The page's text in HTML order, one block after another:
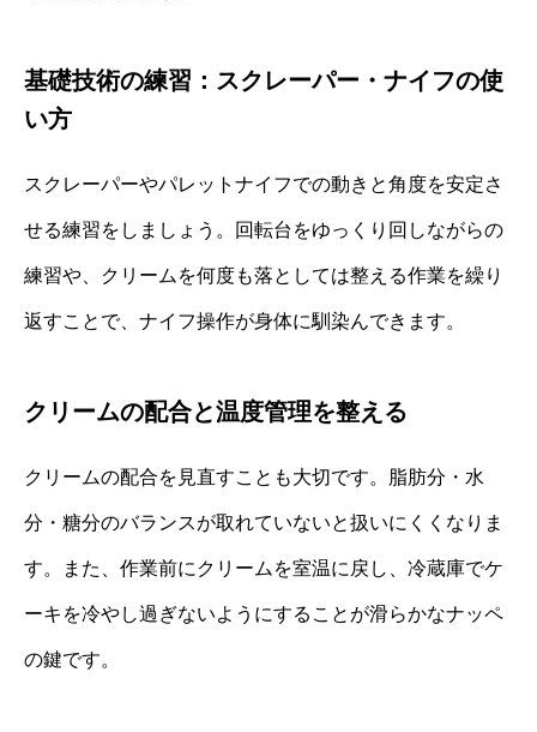
基礎技術の練習：スクレーパー・ナイフの使
い方
スクレーパーやパレットナイフでの動きと角度を安定さ
せる練習をしましょう。回転台をゆっくり回しながらの
練習や、クリームを何度も落としては整える作業を繰り
返すことで、ナイフ操作が身体に馴染んできます。
クリームの配合と温度管理を整える
クリームの配合を見直すことも大切です。脂肪分・水
分・糖分のバランスが取れていないと扱いにくくなりま
す。また、作業前にクリームを室温に戻し、冷蔵庫でケ
ーキを冷やし過ぎないようにすることが滑らかなナッペ
の鍵です。